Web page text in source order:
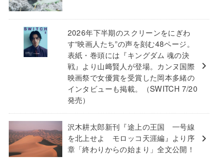
2026年下半期のスクリーンをにぎわ
す“映画人たち”の声を刻む48ページ。
表紙・巻頭には『キングダム 魂の決
戦』より山﨑賢人が登場。カンヌ国際
映画祭で女優賞を受賞した岡本多緒の
インタビューも掲載。（SWITCH 7/20
発売）
沢木耕太郎新刊『途上の王国 一号線
を北上せよ モロッコ天涯編』より序
章「終わりからの始まり」全文公開！